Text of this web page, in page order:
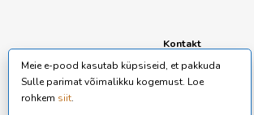
Kontakt
E-mail:ly@seemned.ee
Meie e-pood kasutab küpsiseid, et pakkuda
Sulle parimat võimalikku kogemust. Loe
rohkem siit.